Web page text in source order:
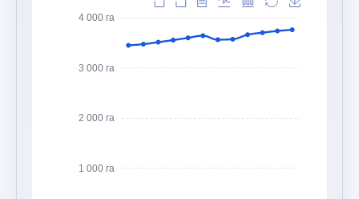
1 000 га
2 000 га
3 000 га
4 000 га